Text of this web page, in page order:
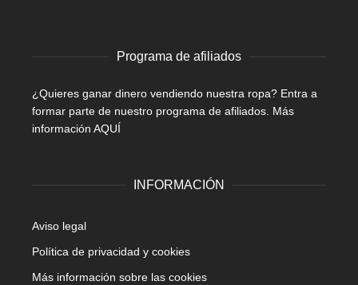
Programa de afiliados
¿Quieres ganar dinero vendiendo nuestra ropa? Entra a
formar parte de nuestro programa de afiliados. Más
información AQUÍ
INFORMACIÓN
Aviso legal
Política de privacidad y cookies
Más información sobre las cookies